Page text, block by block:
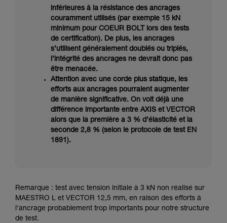
inférieures à la résistance des ancrages
couramment utilisés (par exemple 15 kN
minimum pour COEUR BOLT lors des tests
de certification). De plus, les ancrages
s’utilisent généralement doublés ou triplés,
l’intégrité des ancrages ne devrait donc pas
être menacée.
Attention avec une corde plus statique, les
efforts aux ancrages pourraient augmenter
de manière significative. On voit déjà une
différence importante entre AXIS et VECTOR
alors que la première a 3 % d’élasticité et la
seconde 2,8 % (selon le protocole de test EN
1891).
Remarque : test avec tension initiale à 3 kN non réalisé sur
MAESTRO L et VECTOR 12,5 mm, en raison des efforts à
l'ancrage probablement trop importants pour notre structure
de test.